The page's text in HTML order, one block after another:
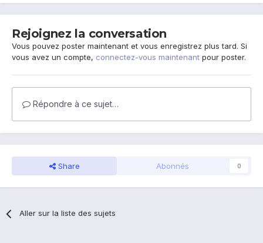
Rejoignez la conversation
Vous pouvez poster maintenant et vous enregistrez plus tard. Si
vous avez un compte, connectez-vous maintenant pour poster.
Répondre à ce sujet…
Share Abonnés 0
Aller sur la liste des sujets